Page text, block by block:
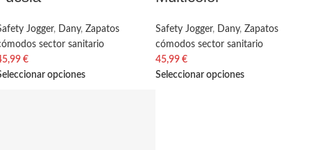
Jogger, Dany, Zapatos
sector sanitario
€
opciones
Safety Jogger, Dany, Zapatos
cómodos sector sanitario
45,99 €
Seleccionar opciones